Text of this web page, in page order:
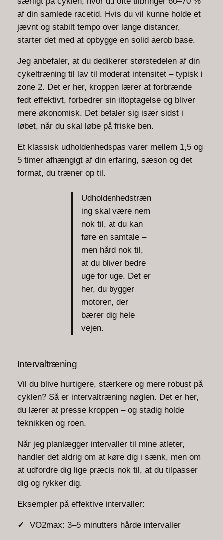
af din samlede racetid. Hvis du vil kunne holde et
jævnt og stabilt tempo over lange distancer,
starter det med at opbygge en solid aerob base.
Jeg anbefaler, at du dedikerer størstedelen af din
cykeltræning til lav til moderat intensitet – typisk i
zone 2. Det er her, kroppen lærer at forbrænde
fedt effektivt, forbedrer sin iltoptagelse og bliver
mere økonomisk. Det betaler sig især sidst i
løbet, når du skal løbe på friske ben.
Et klassisk udholdenhedspas varer mellem 1,5 og
5 timer afhængigt af din erfaring, sæson og det
format, du træner op til.
Udholdenhedstræn
ing skal være nem
nok til, at du kan
føre en samtale –
men hård nok til,
at du bliver bedre
uge for uge. Det er
her, du bygger
motoren, der
bærer dig hele
vejen.
Intervaltræning
Vil du blive hurtigere, stærkere og mere robust på
cyklen? Så er intervaltræning nøglen. Det er her,
du lærer at presse kroppen – og stadig holde
teknikken og roen.
Når jeg planlægger intervaller til mine atleter,
handler det aldrig om at køre dig i sænk, men om
at udfordre dig lige præcis nok til, at du tilpasser
dig og rykker dig.
Eksempler på effektive intervaller:
VO2max: 3–5 minutters hårde intervaller